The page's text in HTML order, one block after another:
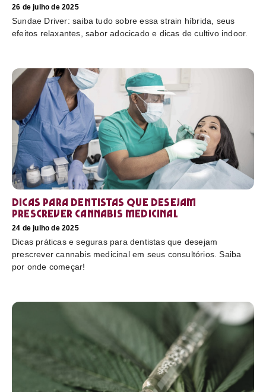
26 de julho de 2025
Sundae Driver: saiba tudo sobre essa strain híbrida, seus
efeitos relaxantes, sabor adocicado e dicas de cultivo indoor.
Dicas para dentistas que desejam
prescrever cannabis medicinal
24 de julho de 2025
Dicas práticas e seguras para dentistas que desejam
prescrever cannabis medicinal em seus consultórios. Saiba
por onde começar!